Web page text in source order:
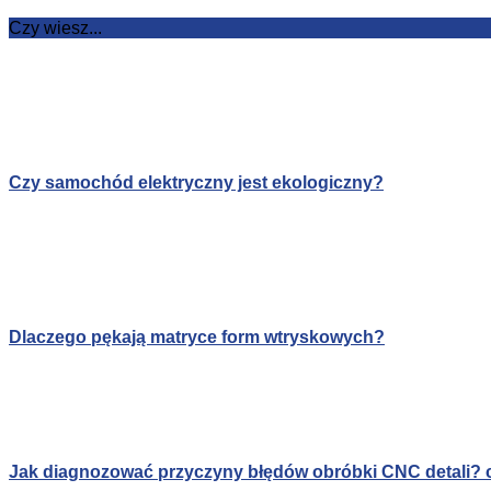
Czy wiesz...
Czy samochód elektryczny jest ekologiczny?
Dlaczego pękają matryce form wtryskowych?
Jak diagnozować przyczyny błędów obróbki CNC detali?